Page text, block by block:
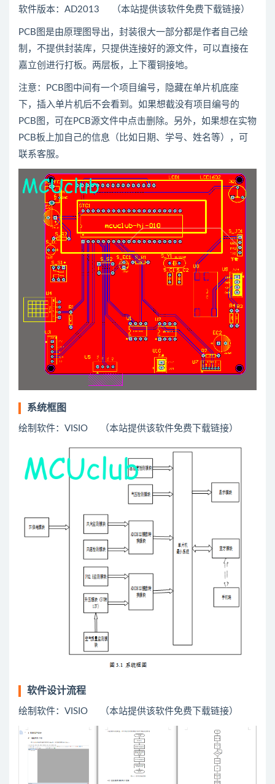
软件版本：AD2013 （本站提供该软件免费下载链接）
PCB图是由原理图导出，封装很大一部分都是作者自己绘
制，不提供封装库，只提供连接好的源文件，可以直接在
嘉立创进行打板。两层板，上下覆铜接地。
注意：PCB图中间有一个项目编号，隐藏在单片机底座
下，插入单片机后不会看到。如果想截没有项目编号的
PCB图，可在PCB源文件中点击删除。另外，如果想在实物
PCB板上加自己的信息（比如日期、学号、姓名等），可
联系客服。
系统框图
绘制软件：VISIO （本站提供该软件免费下载链接）
软件设计流程
绘制软件：VISIO （本站提供该软件免费下载链接）